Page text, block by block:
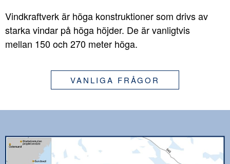
Vindkraftverk är höga konstruktioner som drivs av
starka vindar på höga höjder. De är vanligtvis
mellan 150 och 270 meter höga.
VANLIGA FRÅGOR